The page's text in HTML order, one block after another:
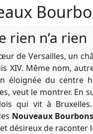
rien n’a rien
de Versailles, un
XIV. Même nom,
éloignée du centre
veut le montrer. En
qui vit à
Nouveaux Bourbons
désireux de raconter